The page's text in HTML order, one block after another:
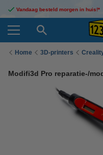
Vandaag besteld morgen in huis!*
Home 3D-printers
Modifi3d Pro reparatie-/